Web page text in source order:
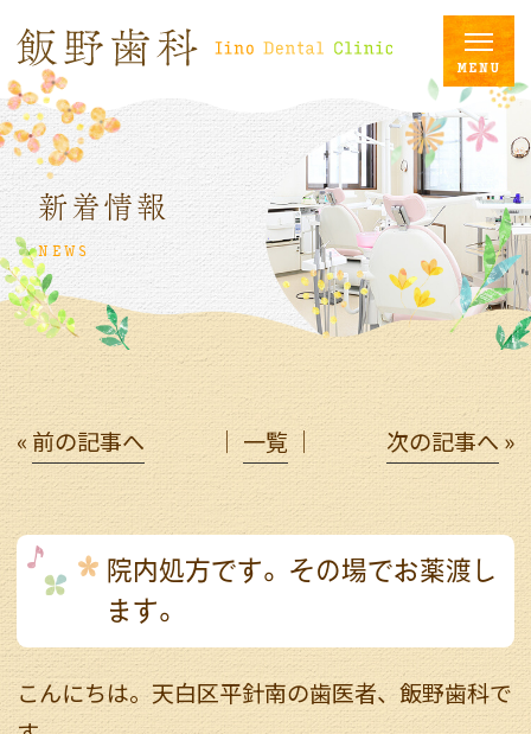
新着情報
NEWS
« 前の記事へ │ 一覧 │ 次の記事へ»
院内処方です。その場でお薬渡し
ます。
こんにちは。天白区平針南の歯医者、飯野歯科で